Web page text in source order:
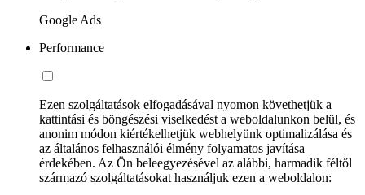
Google Ads
Performance
Ezen szolgáltatások elfogadásával nyomon követhetjük a
kattintási és böngészési viselkedést a weboldalunkon belül, és
anonim módon kiértékelhetjük webhelyünk optimalizálása és
az általános felhasználói élmény folyamatos javítása
érdekében. Az Ön beleegyezésével az alábbi, harmadik féltől
származó szolgáltatásokat használjuk ezen a weboldalon: